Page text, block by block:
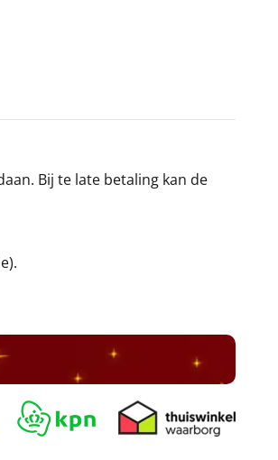
Bij te late betaling kan de